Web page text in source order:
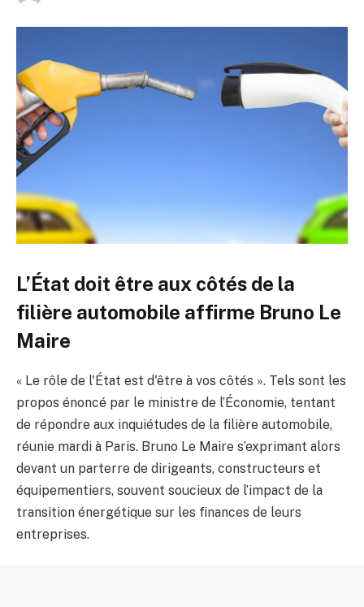
L’État doit être aux côtés de la
filière automobile affirme Bruno Le
Maire
« Le rôle de l'État est d'être à vos côtés ». Tels sont les
propos énoncé par le ministre de l’Économie, tentant
de répondre aux inquiétudes de la filière automobile,
réunie mardi à Paris. Bruno Le Maire s’exprimant alors
devant un parterre de dirigeants, constructeurs et
équipementiers, souvent soucieux de l’impact de la
transition énergétique sur les finances de leurs
entreprises.